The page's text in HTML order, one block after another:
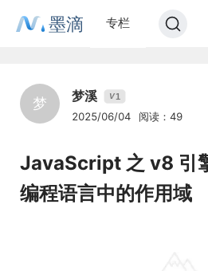
墨滴 专栏
梦 梦溪 V1
2025/06/04 阅读：49
JavaScript 之 v8 引
编程语言中的作用域